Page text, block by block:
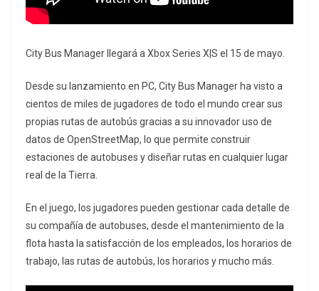
City Bus Manager llegará a Xbox Series X|S el 15 de mayo.
Desde su lanzamiento en PC, City Bus Manager ha visto a
cientos de miles de jugadores de todo el mundo crear sus
propias rutas de autobús gracias a su innovador uso de
datos de OpenStreetMap, lo que permite construir
estaciones de autobuses y diseñar rutas en cualquier lugar
real de la Tierra.
En el juego, los jugadores pueden gestionar cada detalle de
su compañía de autobuses, desde el mantenimiento de la
flota hasta la satisfacción de los empleados, los horarios de
trabajo, las rutas de autobús, los horarios y mucho más.